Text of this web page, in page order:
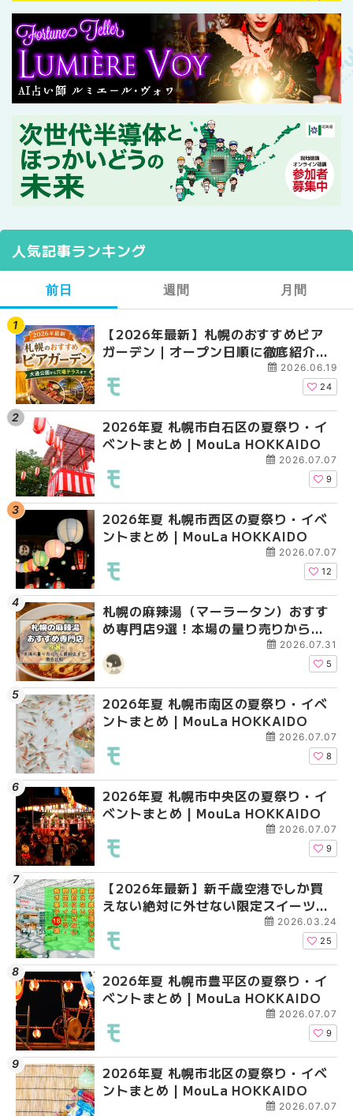
人気記事ランキング
前日
【2026年最新】札幌のおすすめビア
ガーデン｜オープン日順に徹底紹介！
大通公園から穴場テラスまで | MouLa
HOKKAIDO
2026.06.19
24
2026年夏 札幌市白石区の夏祭り・イ
ベントまとめ | MouLa HOKKAIDO
2026.07.07
9
2026年夏 札幌市西区の夏祭り・イベ
ントまとめ | MouLa HOKKAIDO
2026.07.07
12
札幌の麻辣湯（マーラータン）おすす
め専門店9選！本場の量り売りから最
新店まで徹底比較 | MouLa
HOKKAIDO
2026.07.31
5
2026年夏 札幌市南区の夏祭り・イベ
ントまとめ | MouLa HOKKAIDO
2026.07.07
8
2026年夏 札幌市中央区の夏祭り・イ
ベントまとめ | MouLa HOKKAIDO
2026.07.07
9
【2026年最新】新千歳空港でしか買
えない絶対に外せない限定スイーツ・
焼き菓子18選 | MouLa HOKKAIDO
2026.03.24
25
2026年夏 札幌市豊平区の夏祭り・イ
ベントまとめ | MouLa HOKKAIDO
2026.07.07
9
2026年夏 札幌市北区の夏祭り・イベ
ントまとめ | MouLa HOKKAIDO
2026.07.07
週間
【2026年最新】札幌
ガーデン｜オープン日
大通公園から穴場テ
2026年夏 札幌市西区
ントまとめ | MouLa
2026年夏 札幌市北区
ントまとめ | MouLa
2026年夏 札幌市手稲
ベントまとめ |
2026年夏 札幌市白石
ベントまとめ |
2026年夏 札幌市清田
ベントまとめ |
2026年夏 札幌市南区
ントまとめ | MouLa
2026年夏 札幌市豊平
ベントまとめ |
2026年夏 札幌市中央
ベントまとめ |
月間
【2026年最新】札幌
ガーデン｜オープン日
大通公園から穴場テ
2026年夏 札幌市北区
ントまとめ | MouLa
2026年夏 札幌市白石
ベントまとめ |
2026年夏 札幌市西区
ントまとめ | MouLa
2026年夏 札幌市手稲
ベントまとめ |
札幌の麻辣湯（マーラ
め専門店6選！本場の
新店まで徹底比較 |
2026年夏 札幌市清田
ベントまとめ |
【2026年最新】新千
えない絶対に外せない
焼き菓子18選 |
【新千歳空港】新カー
業。「SUPER
ーパーラウンジアネッ